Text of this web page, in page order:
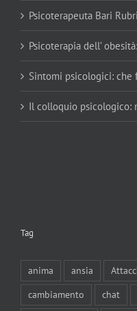
Psicoterapeuta Bari
Psicoterapia dell’
Sintomi psicologici: che
Il colloquio psicologico:
Tag
anima ansia
cambiamento
chat